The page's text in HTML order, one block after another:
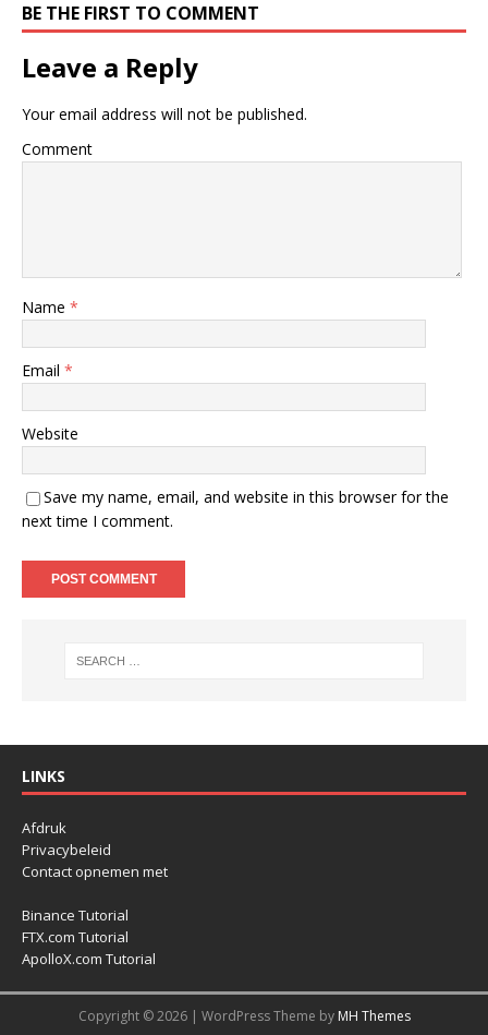
BE THE FIRST TO COMMENT
Leave a Reply
Your email address will not be published.
Comment
Name *
Email *
Website
Save my name, email, and website in this browser for the
next time I comment.
LINKS
Afdruk
Privacybeleid
Contact opnemen met
Binance Tutorial
FTX.com Tutorial
ApolloX.com Tutorial
Copyright © 2026 | WordPress Theme by MH Themes